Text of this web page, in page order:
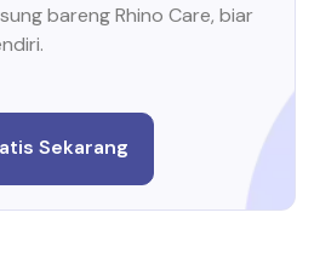
bareng Rhino Care, biar
Sekarang